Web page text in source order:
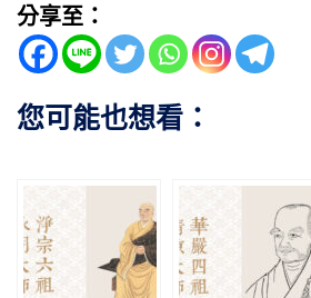
分享至：
您可能也想看：